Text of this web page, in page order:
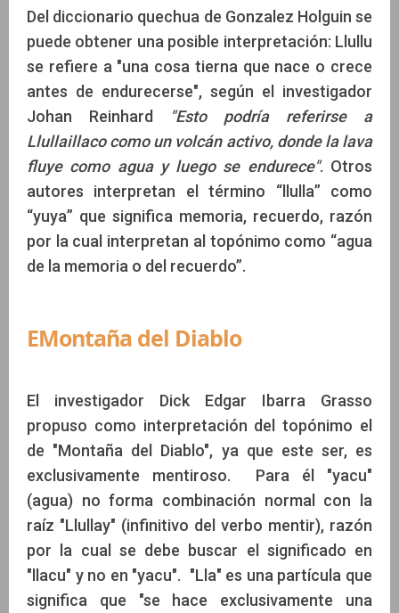
Del diccionario quechua de Gonzalez Holguin se
puede obtener una posible interpretación: Llullu
se refiere a "una cosa tierna que nace o crece
antes de endurecerse", según el investigador
Johan Reinhard
"Esto podría referirse a
Llullaillaco como un volcán activo, donde la lava
fluye como agua y luego se endurece". Otros
autores interpretan el término “llulla” como
“yuya” que significa memoria, recuerdo, razón
por la cual interpretan al topónimo como “agua
de la memoria o del recuerdo”.
EMontaña del Diablo
El investigador Dick Edgar Ibarra Grasso
propuso como interpretación del topónimo el
de "Montaña del Diablo", ya que este ser, es
exclusivamente mentiroso. Para él "yacu"
(agua) no forma combinación normal con la
raíz "Llullay" (infinitivo del verbo mentir), razón
por la cual se debe buscar el significado en
"llacu" y no en "yacu". "Lla" es una partícula que
significa que "se hace exclusivamente una